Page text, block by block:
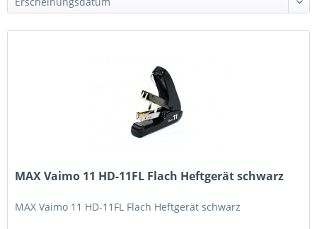
MAX Vaimo 11 HD-11FL Flach Heftgerät schwarz
MAX Vaimo 11 HD-11FL Flach Heftgerät schwarz